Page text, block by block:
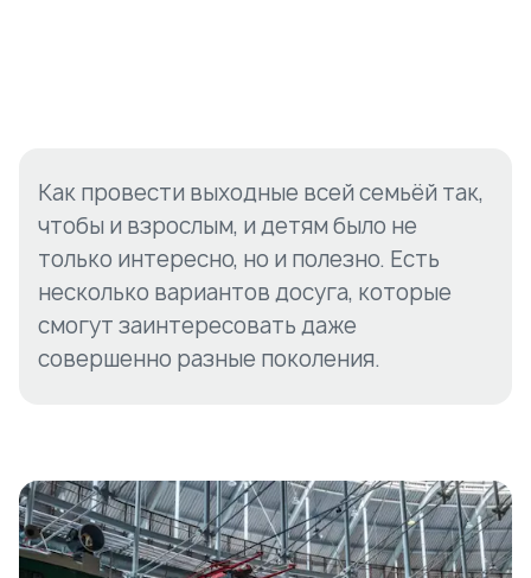
Как провести выходные всей семьёй так,
чтобы и взрослым, и детям было не
только интересно, но и полезно. Есть
несколько вариантов досуга, которые
смогут заинтересовать даже
совершенно разные поколения.